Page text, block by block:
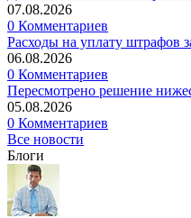
07.08.2026
0 Комментариев
Расходы на уплату штрафов
06.08.2026
0 Комментариев
Пересмотрено решение
05.08.2026
0 Комментариев
Все новости
Блоги